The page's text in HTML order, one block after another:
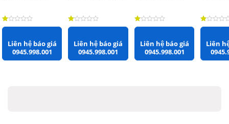
20.5cm x 9cm
Được xếp hạng1.005 sao
Liên hệ báo giá
0945.998.001
7cm
Được xếp hạng1.005 sao
Liên hệ báo giá
0945.998.001
16.5cm x 7cm
Được xếp hạng1.005 sao
Liên hệ báo giá
0945.998.001
x 9.5cm
Được xếp
Liên